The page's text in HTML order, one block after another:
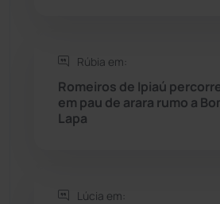
Sudoeste Baiano
Tanhaçu
Rúbia em:
Romeiros de Ipiaú
em pau de arara rumo a
Lapa
Lúcia em: